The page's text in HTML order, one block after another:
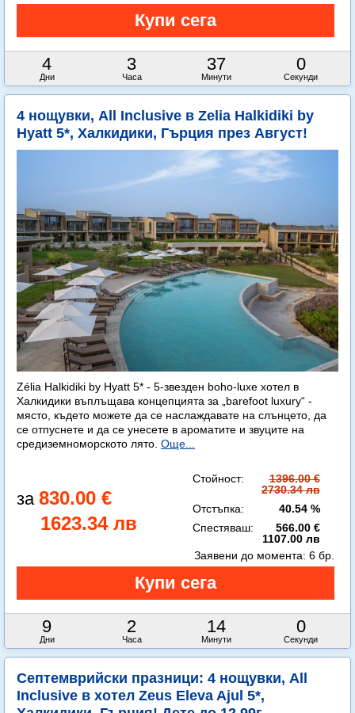
4
Дни
3
Часа
36
Минути
59
Секунди
4 нощувки, All Inclusive в Zelia Halkidiki by
Hyatt 5*, Халкидики, Гърция през Август!
Zélia Halkidiki by Hyatt 5* - 5-звезден boho-luxe хотел в
Халкидики въплъщава концепцията за „barefoot luxury“ -
място, където можете да се наслаждавате на слънцето, да
се отпуснете и да се унесете в ароматите и звуците на
средиземноморското лято. Още...
830.00 €
1623.34 лв
Стойност:
1396.00 €
2730.34 лв
Отстъпка:
40.54 %
Спестяваш:
566.00 €
1107.00 лв
9
Дни
2
Часа
13
Минути
59
Секунди
Заявени до момента: 6 бр.
Септемврийски празници: 4 нощувки, All
Inclusive в хотел Zeus Eleva Ajul 5*,